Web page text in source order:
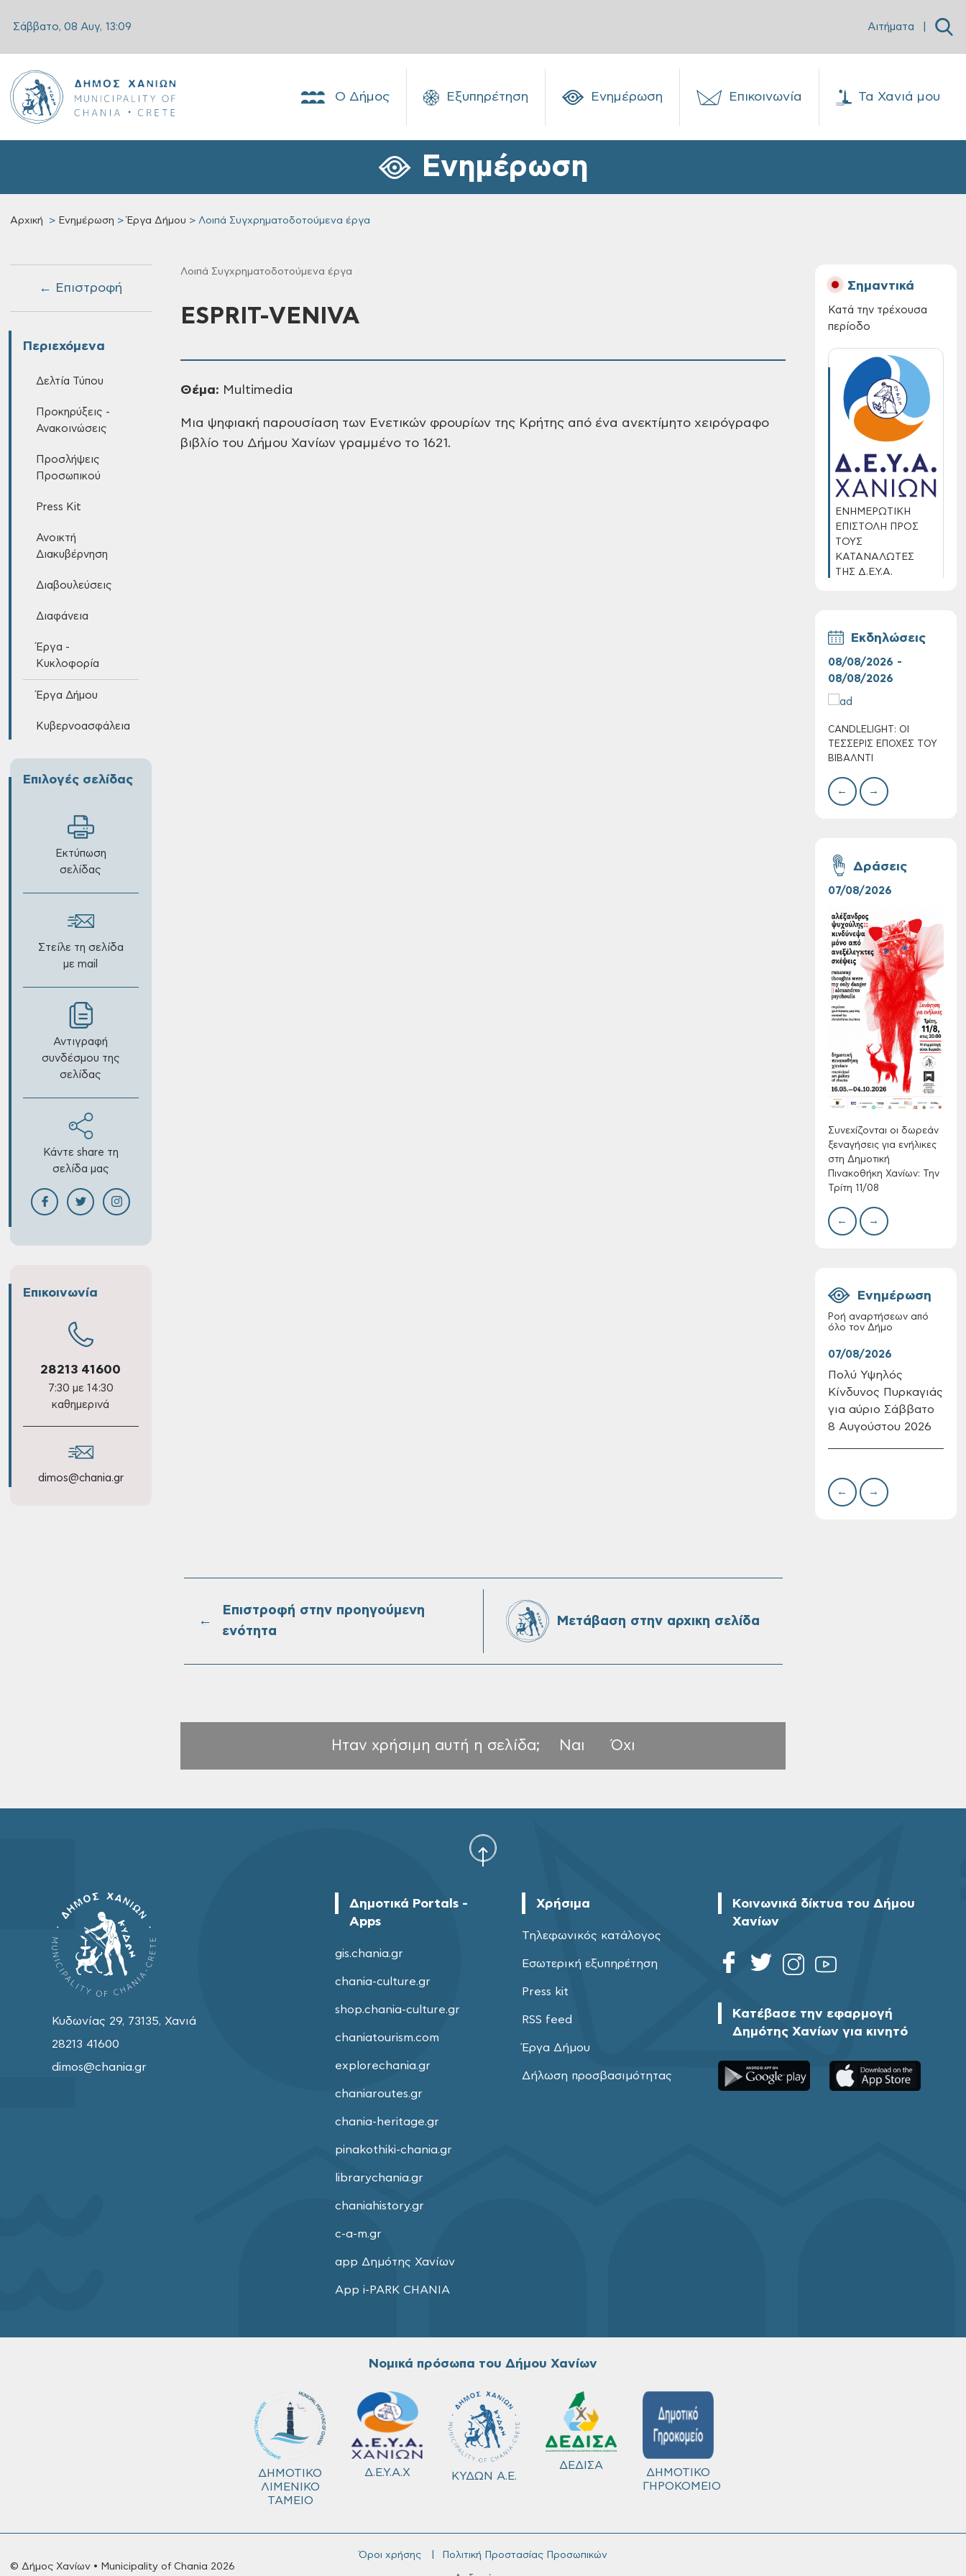
Σάββατο, 08 Αυγ, 13:09 Αιτήματα
Ο Δήμος Εξυπηρέτηση Ενημέρωση Επικοινωνία Τα Χανιά μου
Ενημέρωση
Αρχική Ενημέρωση Έργα Δήμου Λοιπά Συγχρηματοδοτούμενα έργα
← Επιστροφή
Περιεχόμενα
Δελτία Τύπου
Προκηρύξεις -
Ανακοινώσεις
Προσλήψεις
Προσωπικού
Press Kit
Ανοικτή
Διακυβέρνηση
Διαβουλεύσεις
Διαφάνεια
Έργα -
Κυκλοφορία
Έργα Δήμου
Κυβερνοασφάλεια
Επιλογές σελίδας
Εκτύπωση
σελίδας
Στείλε τη σελίδα
με mail
Αντιγραφή
συνδέσμου της
σελίδας
Κάντε share τη
σελίδα μας
Επικοινωνία
28213 41600
7:30 με 14:30
καθημερινά
dimos@chania.gr
Λοιπά Συγχρηματοδοτούμενα έργα
ESPRIT-VENIVA
Θέμα: Multimedia
Μια ψηφιακή παρουσίαση των Ενετικών φρουρίων της Κρήτης από ένα ανεκτίμητο χειρόγραφο
βιβλίο του Δήμου Χανίων γραμμένο το 1621.
Σημαντικά
Κατά την τρέχουσα
περίοδο
ΕΝΗΜΕΡΩΤΙΚΗ
ΕΠΙΣΤΟΛΗ ΠΡΟΣ
ΤΟΥΣ
ΚΑΤΑΝΑΛΩΤΕΣ
ΤΗΣ Δ.Ε.Υ.Α.
Δημοτική
Πινακοθήκη Χανίων:
Την Τρίτη 11/08
Τακτική συνεδρίαση
Δημοτικής
Επιτροπής στις 10-
08-2026
Επαναλειτουργία
του συστήματος
SeaTrac στην
Πίνακες Κατάταξης
& Βαθμολογίας,
Πίνακες
προσληπτέων και
της προκήρυξης
ΣΟΧ 3/2026 του
Δήμου Χανίων
Εκδηλώσεις
08/08/2026 -
08/08/2026
CANDLELIGHT: ΟΙ
ΤΕΣΣΕΡΙΣ ΕΠΟΧΕΣ ΤΟΥ
ΒΙΒΑΛΝΤΙ
← →
Δράσεις
07/08/2026
Συνεχίζονται οι δωρεάν
ξεναγήσεις για ενήλικες
στη Δημοτική
Πινακοθήκη Χανίων: Την
Τρίτη 11/08
← →
Ενημέρωση
Ροή αναρτήσεων από
όλο τον Δήμο
07/08/2026
Πολύ Υψηλός
Κίνδυνος Πυρκαγιάς
για αύριο Σάββατο
8 Αυγούστου 2026
← →
←
Επιστροφή στην προηγούμενη
ενότητα
Μετάβαση στην αρχικη σελίδα
Ηταν χρήσιμη αυτή η σελίδα; Ναι Όχι
Κυδωνίας 29, 73135, Χανιά
28213 41600
dimos@chania.gr
Δημοτικά Portals -
Apps
gis.chania.gr
chania-culture.gr
shop.chania-culture.gr
chaniatourism.com
explorechania.gr
chaniaroutes.gr
chania-heritage.gr
pinakothiki-chania.gr
librarychania.gr
chaniahistory.gr
c-a-m.gr
app Δημότης Χανίων
App i-PARK CHANIA
Χρήσιμα
Τηλεφωνικός κατάλογος
Εσωτερική εξυπηρέτηση
Press kit
RSS feed
Έργα Δήμου
Δήλωση προσβασιμότητας
Κοινωνικά δίκτυα του Δήμου
Χανίων
Κατέβασε την εφαρμογή
Δημότης Χανίων για κινητό
Νομικά πρόσωπα του Δήμου Χανίων
ΔΗΜΟΤΙΚΟ
ΛΙΜΕΝΙΚΟ
ΤΑΜΕΙΟ
Δ.Ε.Υ.Α.Χ ΚΥΔΩΝ Α.Ε.
ΔΕΔΙΣΑ
ΔΗΜΟΤΙΚΟ
ΓΗΡΟΚΟΜΕΙΟ
© Δήμος Χανίων • Municipality of Chania 2026
Όροι χρήσης Πολιτική Προστασίας Προσωπικών